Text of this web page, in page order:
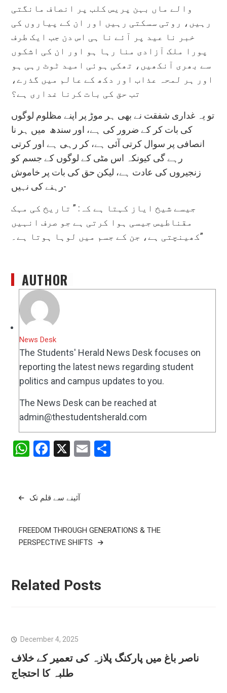
والے ماں بہن پریس کلب پر انصاف مانگتی
رہیں، روتی سسکتی رہیں اور ان کے پیاروں کی
خبر نا عید پر آئے نا ہی اس دن جب ایک طرف
پورا ملک آزادی منا رہا ہو اور ان کی اشکوں
سے بھری آنکھیں، تھکی ہوئی امید ٹوٹ رہی ہو
اور ہر لمحہ عذاب اور دکھ کے عالم میں گذرے،
تب حق کی بات کرنا غداری ہے؟
تو یہ غداری شفقت نے بھی ہر موڑ پر اپنے مظلوم لوگوں
کی بات کر کے ضرور کی ہے، اور سندھ میں ہر نا
انصافی پر سوال کرتی آئی ہے، کر رہی ہے اور کرتی
رہے گی کیونکہ اس مٹی کے لوگوں کے جسم کو
زنجیروں کی عادت ہے، لیکن حق کی بات پر خاموش
رہنے کی نہیں-
جیسے شیخ ایاز کہتا ہے کہ: ” تاریخ کی مہک
مقناطیس جیسی ہوا کرتی ہے جو صرف انہیں
کھینچتی ہے، جن کے جسم میں لوہا ہوتا ہے۔”
AUTHOR
News Desk
The Students' Herald News Desk focuses on
reporting the latest news regarding student
politics and campus updates to you.
The News Desk can be reached at
admin@thestudentsherald.com
WhatsApp
Facebook
X EmailShare
Postآئینے سے قلم تک
FREEDOM THROUGH GENERATIONS & THE
PERSPECTIVE SHIFTS
Related Posts
December 4, 2025
ناصر باغ میں پارکنگ پلازہ کی تعمیر کے خلاف
طلبہ کا احتجاج